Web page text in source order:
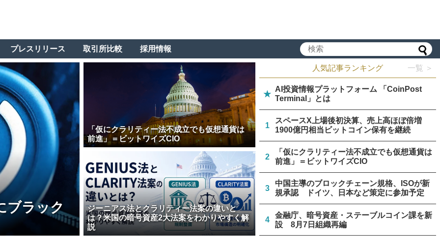
プレスリリース 取引所比較 採用情報
ブラック
「仮にクラリティー法不成立でも仮想通貨は
前進」＝ビットワイズCIO
ジーニアス法とクラリティー法案の違いと
は？米国の暗号資産2大法案をわかりやすく解
説
人気記事ランキング 一覧 ＞
★
AI投資情報プラットフォーム 「CoinPost
Terminal」とは
1
スペースX上場後初決算、売上高ほぼ倍増
1900億円相当ビットコイン保有を継続
2
「仮にクラリティー法不成立でも仮想通貨は
前進」＝ビットワイズCIO
3
中国主導のブロックチェーン規格、ISOが新
規承認 ドイツ、日本など策定に参加予定
4
金融庁、暗号資産・ステーブルコイン課を新
設 8月7日組織再編